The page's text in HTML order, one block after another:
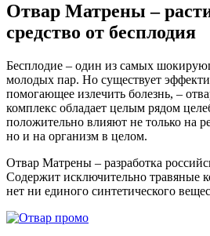
Отвар Матрены –
средство от бесплодия
Бесплодие – один из самых
молодых пар. Но существует
помогающее излечить болезнь, –
комплекс обладает целым рядом
положительно влияют не только на
но и на организм в целом.
Отвар Матрены – разработка
Содержит исключительно травяные
нет ни единого синтетического